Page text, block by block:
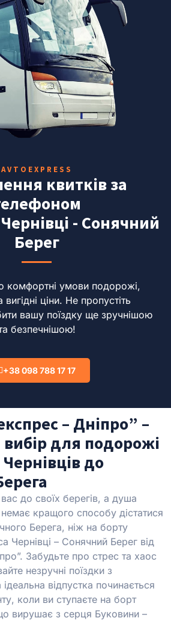
AVTOEXPRESS
квитків за
- Сонячний
Берег
комфортні умови подорожі,
вигідні ціни. Не пропустіть
вашу поїздку ще зручнішою
безпечнішою!
+38 098 788 17 17
– Дніпро” –
для подорожі
до
до своїх берегів, а душа
кращого способу дістатися
Берега, ніж на борту
Чернівці – Сонячний Берег від
Забудьте про стрес та хаос
незручні поїздки з
відпустка починається
коли ви ступаєте на борт
вирушає з серця Буковини –